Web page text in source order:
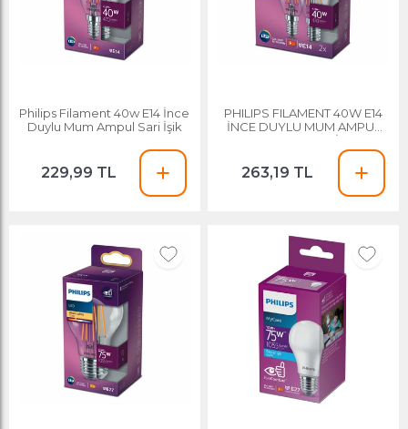
Philips Filament 40w E14 İnce
Duylu Mum Ampul Sari İşik
229,99 TL
PHILIPS FILAMENT 40W E14
İNCE DUYLU MUM AMPUL
SARI IŞIK 2Lİ
263,19 TL